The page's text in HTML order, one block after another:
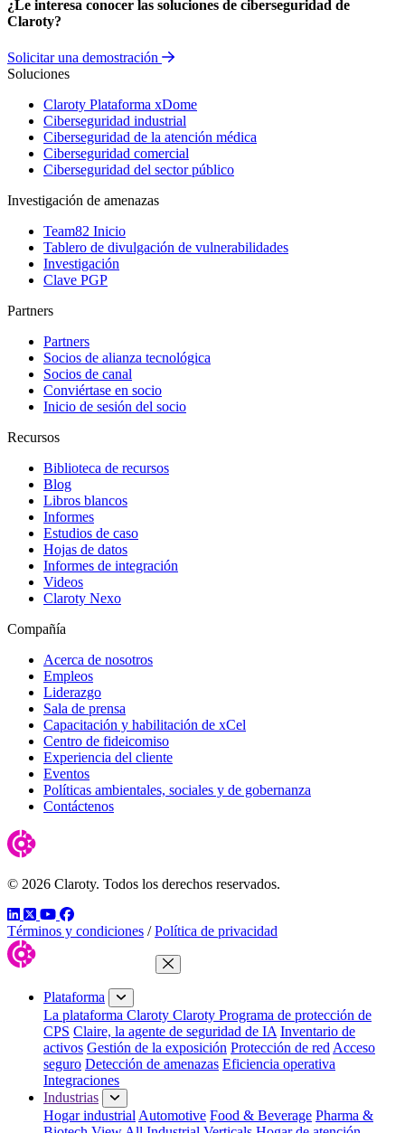
¿Le interesa conocer las soluciones de ciberseguridad de
Claroty?
Solicitar una demostración
Soluciones
Claroty Plataforma xDome
Ciberseguridad industrial
Ciberseguridad de la atención médica
Ciberseguridad comercial
Ciberseguridad del sector público
Investigación de amenazas
Team82 Inicio
Tablero de divulgación de vulnerabilidades
Investigación
Clave PGP
Partners
Partners
Socios de alianza tecnológica
Socios de canal
Conviértase en socio
Inicio de sesión del socio
Recursos
Biblioteca de recursos
Blog
Libros blancos
Informes
Estudios de caso
Hojas de datos
Informes de integración
Videos
Claroty Nexo
Compañía
Acerca de nosotros
Empleos
Liderazgo
Sala de prensa
Capacitación y habilitación de xCel
Centro de fideicomiso
Experiencia del cliente
Eventos
Políticas ambientales, sociales y de gobernanza
Contáctenos
© 2026 Claroty. Todos los derechos reservados.
LinkedIn
TwitterYouTube
Facebook
Términos y condiciones / Política de privacidad
Cerrar menú
Plataforma
La plataforma Claroty Claroty Programa de protección de
CPS Claire, la agente de seguridad de IA Inventario de
activos Gestión de la exposición Protección de red Acceso
seguro Detección de amenazas Eficiencia operativa
Integraciones
Industrias
Hogar industrial Automotive Food & Beverage Pharma &